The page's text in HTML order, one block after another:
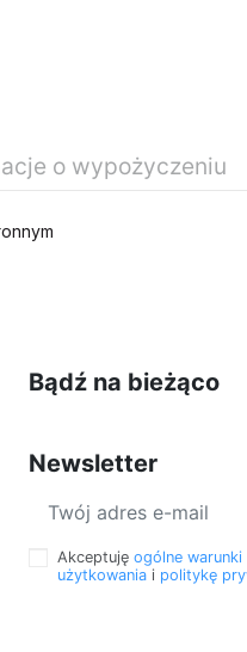
o wypożyczeniu
55,00 zł
Bądź na bieżąco
Newsletter
Akceptuję ogólne warunki
użytkowania i politykę